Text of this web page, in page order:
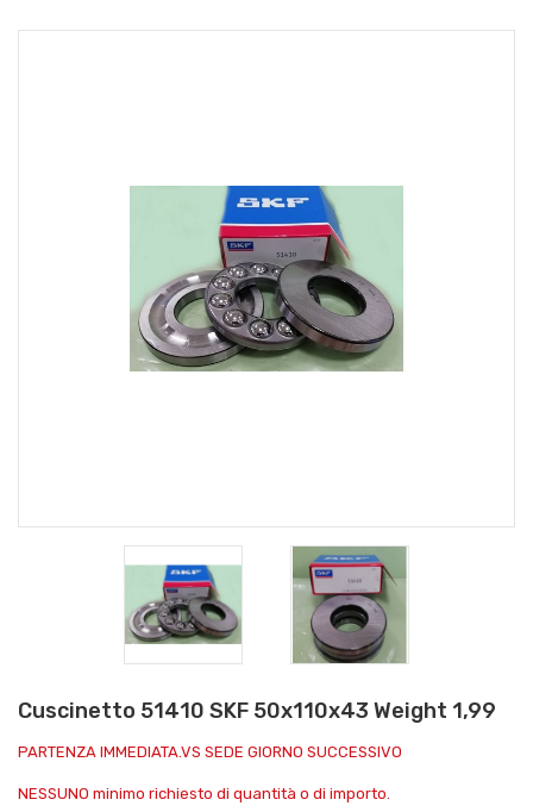
Cuscinetto 51410 SKF 50x110x43 Weight 1,99
PARTENZA IMMEDIATA.VS SEDE GIORNO SUCCESSIVO
NESSUNO minimo richiesto di quantità o di importo.